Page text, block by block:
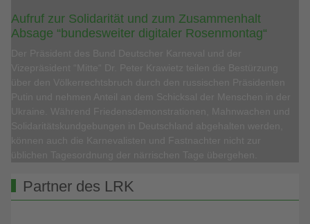
Aufruf zur Solidarität und zum Zusammenhalt
Absage “bundesweiter digitaler Rosenmontag“
Partner des LRK